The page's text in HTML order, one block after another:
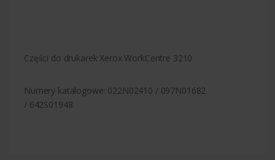
Części do drukarek Xerox WorkCentre 3210
Numery katalogowe: 022N02410 / 097N01682
/ 642S01948